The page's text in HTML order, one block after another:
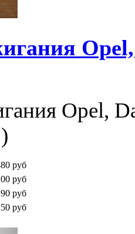
Opel,
руб
руб
руб
руб